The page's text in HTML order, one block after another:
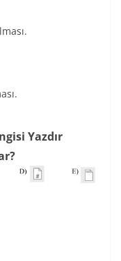
Yazdır